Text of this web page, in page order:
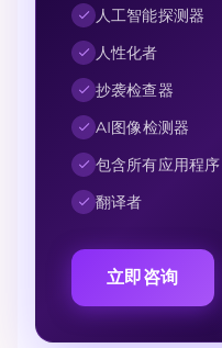
人工智能探测器
人性化者
抄袭检查器
AI图像检测器
包含所有应用程序
翻译者
立即咨询